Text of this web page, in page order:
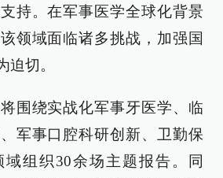
持。在军事医学全球化背景
领域面临诸多挑战，加强国
迫切。
围绕实战化军事牙医学、临
军事口腔科研创新、卫勤保
域组织30余场主题报告。同